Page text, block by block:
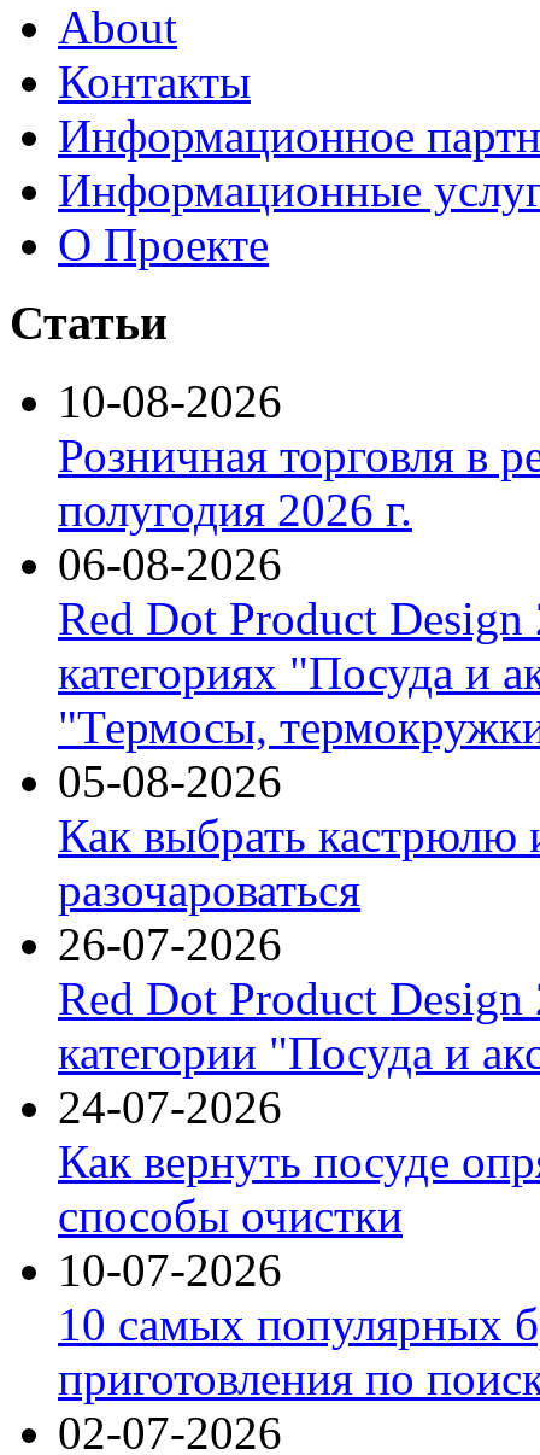
About
Контакты
Информационное
Информационные
О Проекте
Статьи
10-08-2026
Розничная торговля в
полугодия 2026 г.
06-08-2026
Red Dot Product Design
категориях "Посуда и
"Термосы,
05-08-2026
Как выбрать кастрюлю
разочароваться
26-07-2026
Red Dot Product Design
категории "Посуда и
24-07-2026
Как вернуть посуде
способы очистки
10-07-2026
10 самых популярных
приготовления по
02-07-2026